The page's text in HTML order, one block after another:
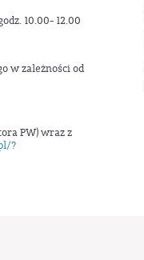
10.00- 12.00
w zależności od
PW) wraz z
?